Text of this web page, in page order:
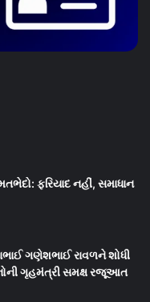
ફરિયાદ નહીં, સમાધાન
ગણેશભાઈ રાવળને શોધી
ગૃહમંત્રી સમક્ષ રજૂઆત